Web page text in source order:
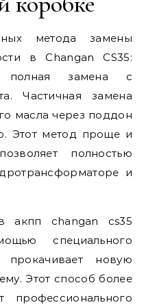
метода замены
в Changan CS35:
полная замена с
Частичная замена
масла через поддон
Этот метод проще и
полностью
и
акпп changan cs35
специального
прокачивает новую
Этот способ более
профессионального